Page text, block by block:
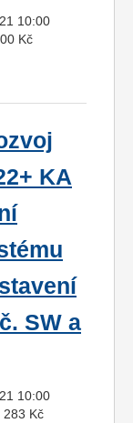
10:00
Kč
KA
SW a
10:00
283 Kč